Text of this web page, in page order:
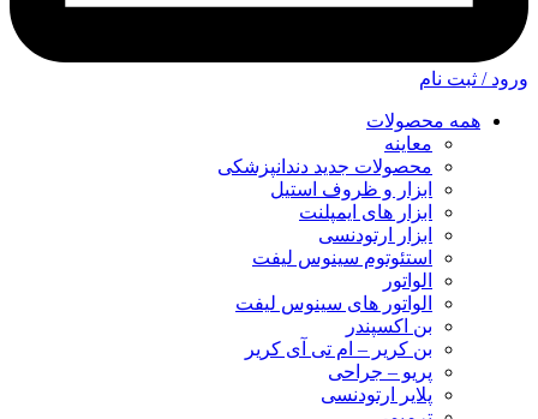
ورود / ثبت نام
همه محصولات
معاینه
محصولات جدید دندانپزشکی
ابزار و ظروف استیل
ابزار های ایمپلنت
ابزار ارتودنسی
استئوتوم سینوس لیفت
الواتور
الواتور های سینوس لیفت
بن اکسپندر
بن کریر – ام تی آی کریر
پریو – جراحی
پلایر ارتودنسی